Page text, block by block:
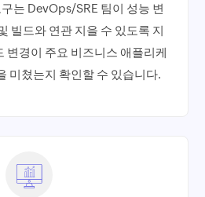
는 DevOps/SRE 팀이 성능 변
빌드와 연관 지을 수 있도록 지
변경이 주요 비즈니스 애플리케
미쳤는지 확인할 수 있습니다.